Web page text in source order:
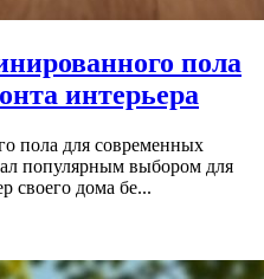
пола
интерьера
пола для современных
популярным выбором для
своего дома бе...